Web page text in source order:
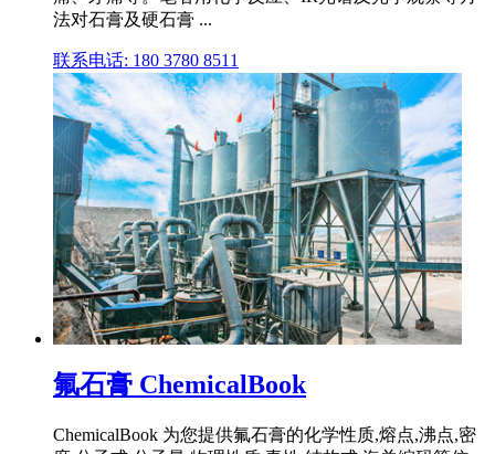
法对石膏及硬石膏 ...
联系电话: 180 3780 8511
氟石膏 ChemicalBook
ChemicalBook 为您提供氟石膏的化学性质,熔点,沸点,密